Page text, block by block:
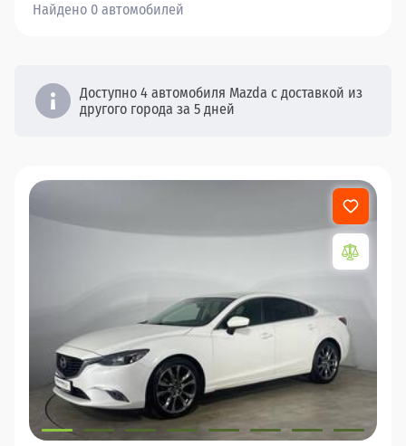
Найдено 0 автомобилей
Доступно 4 автомобиля Mazda с доставкой из
другого города за 5 дней